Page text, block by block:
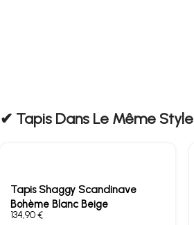
✔︎ Tapis Dans Le Même Style
Tapis Shaggy Scandinave
Bohème Blanc Beige
€